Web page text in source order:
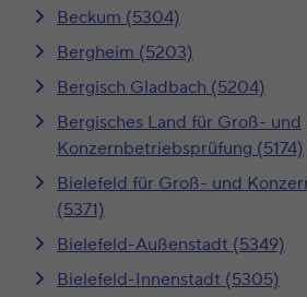
Beckum (5304)
Bergheim (5203)
Bergisch Gladbach (5204)
Bergisches Land für Groß- und
Konzernbetriebsprüfung (5174)
Bielefeld für Groß- und
(5371)
Bielefeld-Außenstadt (5349)
Bielefeld-Innenstadt (5305)